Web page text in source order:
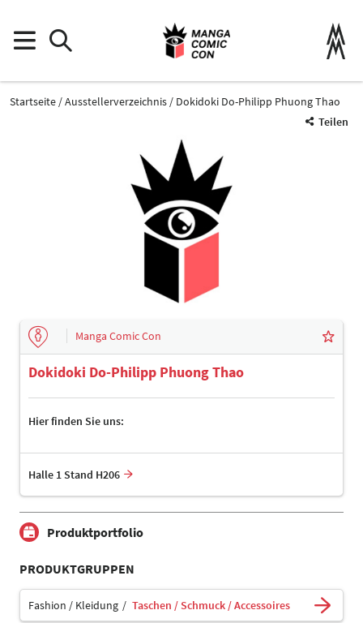
Startseite Ausstellerverzeichnis
Dokidoki Do-Philipp Phuong Thao
Teilen
Manga Comic Con
Dokidoki Do-Philipp Phuong Thao
Hier finden Sie uns:
Halle 1 Stand H206
Produktportfolio
PRODUKTGRUPPEN
Fashion / Kleidung Taschen / Schmuck / Accessoires